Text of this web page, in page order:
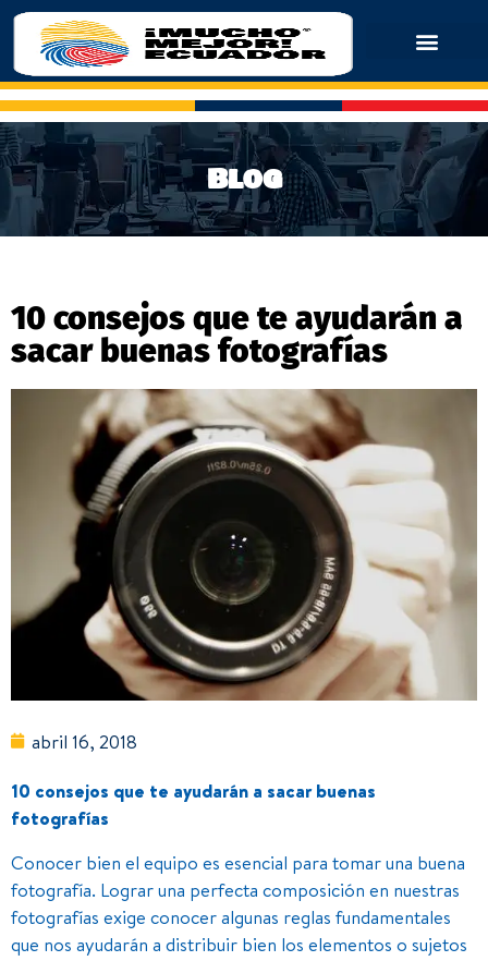
Blog
10 consejos que te ayudarán a
sacar buenas fotografías
abril 16, 2018
10 consejos que te ayudarán a sacar buenas
fotografías
Conocer bien el equipo es esencial para tomar una buena
fotografía. Lograr una perfecta composición en nuestras
fotografías exige conocer algunas reglas fundamentales
que nos ayudarán a distribuir bien los elementos o sujetos